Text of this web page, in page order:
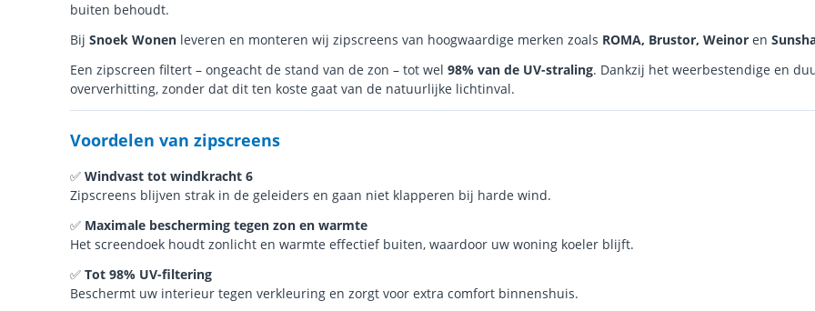
buiten behoudt.
Bij Snoek Wonen leveren en monteren wij zipscreens van hoogwaardige merken zoals ROMA, Brustor, Weinor en
Een zipscreen filtert – ongeacht de stand van de zon – tot wel 98% van de UV-straling. Dankzij het weerbestendige en
oververhitting, zonder dat dit ten koste gaat van de natuurlijke lichtinval.
Voordelen van zipscreens
✅ Windvast tot windkracht 6
Zipscreens blijven strak in de geleiders en gaan niet klapperen bij harde wind.
✅ Maximale bescherming tegen zon en warmte
Het screendoek houdt zonlicht en warmte effectief buiten, waardoor uw woning koeler blijft.
✅ Tot 98% UV-filtering
Beschermt uw interieur tegen verkleuring en zorgt voor extra comfort binnenshuis.